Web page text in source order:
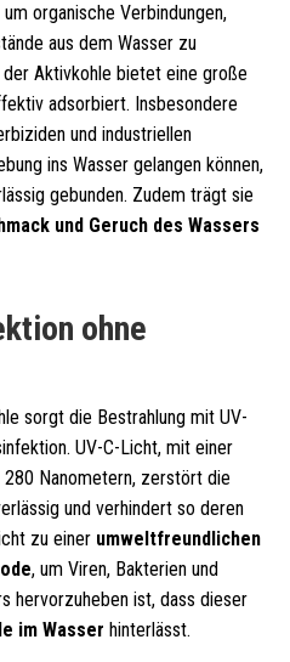
organische Verbindungen,
aus dem Wasser zu
Aktivkohle bietet eine große
adsorbiert. Insbesondere
und industriellen
ins Wasser gelangen können,
gebunden. Zudem trägt sie
und Geruch des Wassers
ohne
sorgt die Bestrahlung mit UV-
UV-C-Licht, mit einer
Nanometern, zerstört die
und verhindert so deren
zu einer umweltfreundlichen
, um Viren, Bakterien und
hervorzuheben ist, dass dieser
im Wasser hinterlässt.